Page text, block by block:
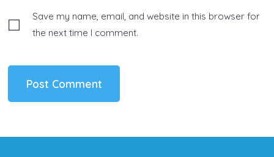
Save my name, email, and website in this browser for
the next time I comment.